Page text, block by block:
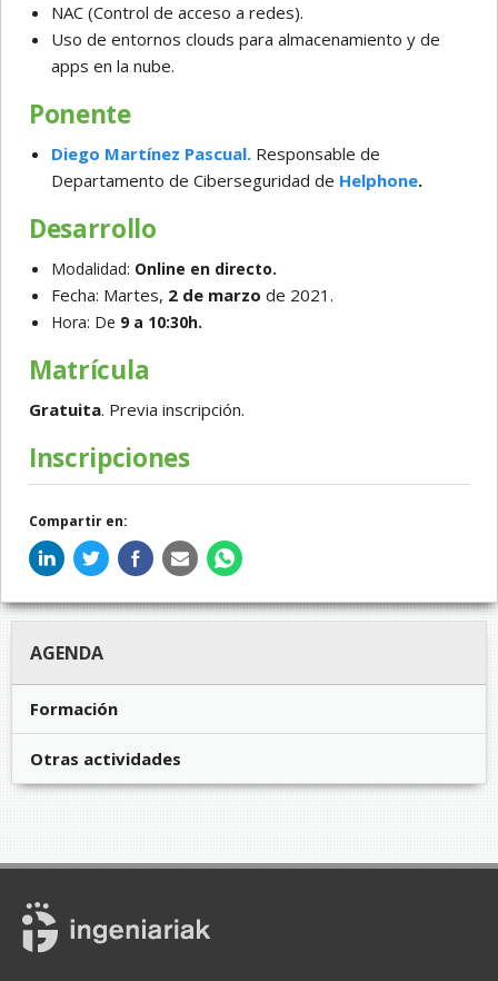
NAC (Control de acceso a redes).
Uso de entornos clouds para almacenamiento y de
apps en la nube.
Ponente
Diego Martínez Pascual. Responsable de
Departamento de Ciberseguridad de Helphone.
Desarrollo
Modalidad: Online en directo.
Fecha: Martes, 2 de marzo de 2021.
Hora: De 9 a 10:30h.
Matrícula
Gratuita. Previa inscripción.
Inscripciones
Compartir en:
AGENDA
Formación
Otras actividades